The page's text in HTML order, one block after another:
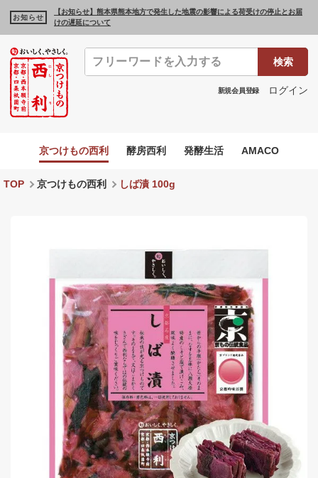
お知らせ
【お知らせ】熊本県熊本地方で発生した地震の影響による荷受けの停止とお届
けの遅延について
検索
新規会員登録 ログイン
京つけもの西利 酵房西利 発酵生活 AMACO
TOP 京つけもの西利 しば漬 100g